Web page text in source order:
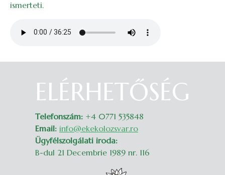
ismerteti.
ELÉRHETŐSÉG
Telefonszám: +4 0771 535848
Email: info@ekekolozsvar.ro
Ügyfélszolgálati iroda:
B-dul 21 Decembrie 1989 nr. 116